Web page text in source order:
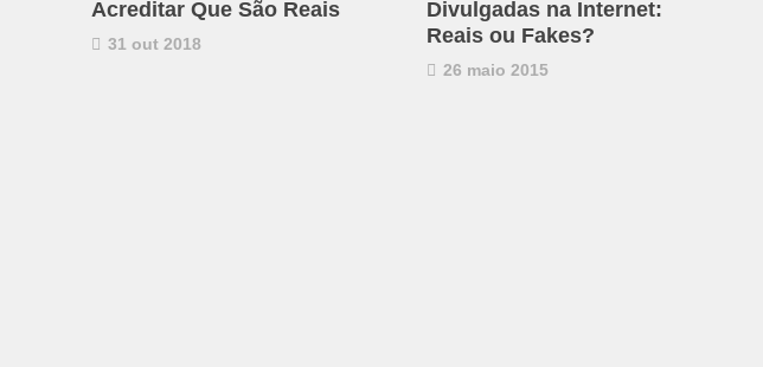
Acreditar Que São Reais
31 out 2018
Divulgadas na Internet:
Reais ou Fakes?
26 maio 2015